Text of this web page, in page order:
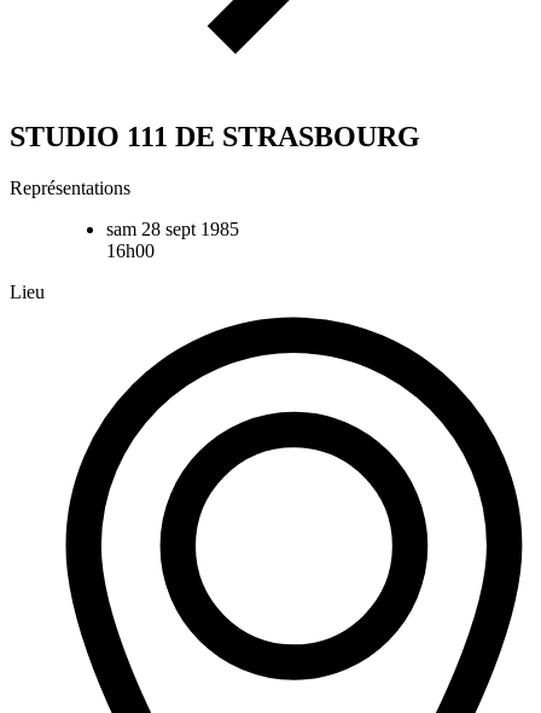
STUDIO 111 DE STRASBOURG
Représentations
sam 28 sept 1985
16h00
Lieu